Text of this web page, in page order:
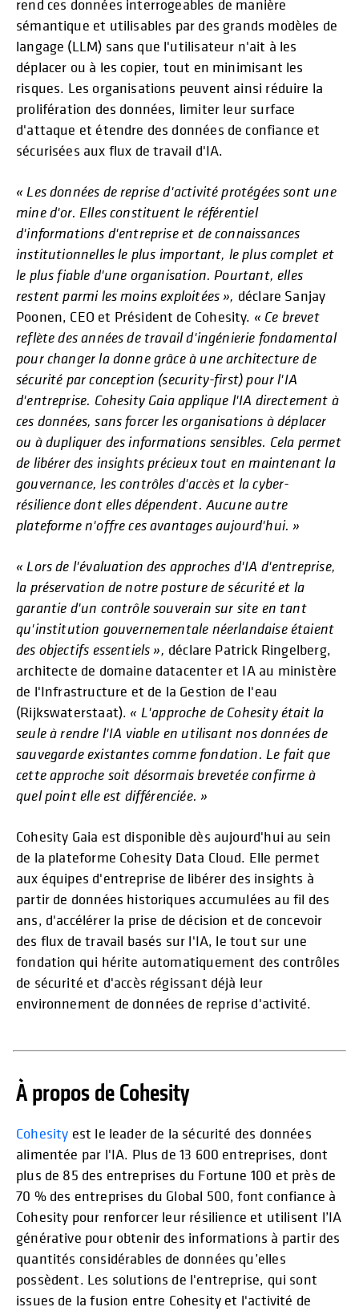
rend ces données interrogeables de manière
sémantique et utilisables par des grands modèles de
langage (LLM) sans que l'utilisateur n'ait à les
déplacer ou à les copier, tout en minimisant les
risques. Les organisations peuvent ainsi réduire la
prolifération des données, limiter leur surface
d'attaque et étendre des données de confiance et
sécurisées aux flux de travail d'IA.
« Les données de reprise d'activité protégées sont une
mine d'or. Elles constituent le référentiel
d'informations d'entreprise et de connaissances
institutionnelles le plus important, le plus complet et
le plus fiable d'une organisation. Pourtant, elles
restent parmi les moins exploitées », déclare Sanjay
Poonen, CEO et Président de Cohesity. « Ce brevet
reflète des années de travail d'ingénierie fondamental
pour changer la donne grâce à une architecture de
sécurité par conception (security-first) pour l'IA
d'entreprise. Cohesity Gaia applique l'IA directement à
ces données, sans forcer les organisations à déplacer
ou à dupliquer des informations sensibles. Cela permet
de libérer des insights précieux tout en maintenant la
gouvernance, les contrôles d'accès et la cyber-
résilience dont elles dépendent. Aucune autre
plateforme n'offre ces avantages aujourd'hui. »
« Lors de l'évaluation des approches d'IA d'entreprise,
la préservation de notre posture de sécurité et la
garantie d'un contrôle souverain sur site en tant
qu'institution gouvernementale néerlandaise étaient
des objectifs essentiels », déclare Patrick Ringelberg,
architecte de domaine datacenter et IA au ministère
de l'Infrastructure et de la Gestion de l'eau
(Rijkswaterstaat). « L'approche de Cohesity était la
seule à rendre l'IA viable en utilisant nos données de
sauvegarde existantes comme fondation. Le fait que
cette approche soit désormais brevetée confirme à
quel point elle est différenciée. »
Cohesity Gaia est disponible dès aujourd'hui au sein
de la plateforme Cohesity Data Cloud. Elle permet
aux équipes d'entreprise de libérer des insights à
partir de données historiques accumulées au fil des
ans, d'accélérer la prise de décision et de concevoir
des flux de travail basés sur l'IA, le tout sur une
fondation qui hérite automatiquement des contrôles
de sécurité et d'accès régissant déjà leur
environnement de données de reprise d'activité.
À propos de Cohesity
Cohesity est le leader de la sécurité des données
alimentée par l'IA. Plus de 13 600 entreprises, dont
plus de 85 des entreprises du Fortune 100 et près de
70 % des entreprises du Global 500, font confiance à
Cohesity pour renforcer leur résilience et utilisent l’IA
générative pour obtenir des informations à partir des
quantités considérables de données qu’elles
possèdent. Les solutions de l'entreprise, qui sont
issues de la fusion entre Cohesity et l'activité de